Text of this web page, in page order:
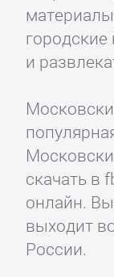
городские
и
скачать в
онлайн.
выходит
России.